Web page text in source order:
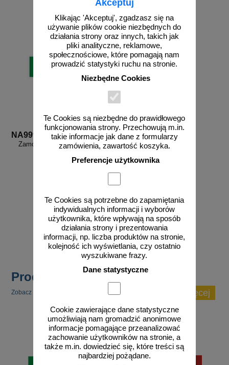
Akceptuj
Klikając 'Akceptuj', zgadzasz się na
używanie plików cookie niezbędnych do
działania strony oraz innych, takich jak
pliki analityczne, reklamowe,
społecznościowe, które pomagają nam
prowadzić statystyki ruchu na stronie.
Niezbędne Cookies
Te Cookies są niezbędne do prawidłowego
funkcjonowania strony. Przechowują m.in.
takie informacje jak dane z formularzy
zamówienia, zawartość koszyka.
Preferencje użytkownika
Te Cookies są potrzebne do zapamiętania
indywidualnych informacji i wyborów
użytkownika, które wpływają na sposób
działania strony i prezentowania
informacji, np. liczba produktów na stronie,
kolejność ich wyświetlania, czy ostatnio
wyszukiwane frazy.
Dane statystyczne
Cookie zawierające dane statystyczne
umożliwiają nam gromadzić anonimowe
informacje pomagające przeanalizować
zachowanie użytkowników na stronie, a
także m.in. dowiedzieć się, które treści są
najbardziej pożądane.
NA999d
Zamów własny wzór - NA999d
zobacz
Produkty popularne
Zobacz inne popularne produkty w tej kategorii. zobacz więcej